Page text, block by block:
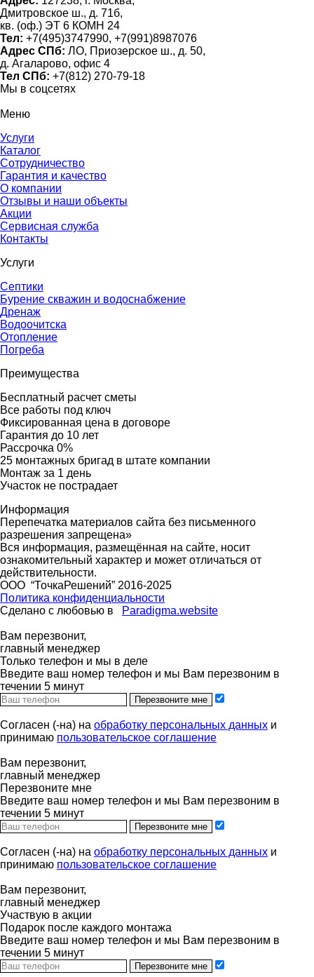
Дмитровское ш., д. 71б,
кв. (оф.) ЭТ 6 КОМН 24
Тел: +7(495)3747990, +7(991)8987076
Адрес СПб: ЛО, Приозерское ш., д. 50,
д. Агаларово, офис 4
Тел СПб: +7(812) 270-79-18
Мы в соцсетях
Меню
Услуги
Каталог
Сотрудничество
Гарантия и качество
О компании
Отзывы и наши объекты
Акции
Сервисная служба
Контакты
Услуги
Септики
Бурение скважин и водоснабжение
Дренаж
Водоочитска
Отопление
Погреба
Преимущества
Бесплатный расчет сметы
Все работы под ключ
Фиксированная цена в договоре
Гарантия до 10 лет
Рассрочка 0%
25 монтажных бригад в штате компании
Монтаж за 1 день
Участок не пострадает
Информация
Перепечатка материалов сайта без письменного
разрешения запрещена»
Вся информация, размещённая на сайте, носит
ознакомительный характер и может отличаться от
действительности.
ООО “ТочкаРешений” 2016-2025
Политика конфиденциальности
Сделано с любовью в
Paradigma.website
Вам перезвонит,
главный менеджер
Только телефон и мы в деле
Введите ваш номер телефон и мы Вам перезвоним в
течении 5 минут
Перезвоните мне
Согласен (-на) на обработку персональных данных и
принимаю пользовательское соглашение
Вам перезвонит,
главный менеджер
Перезвоните мне
Введите ваш номер телефон и мы Вам перезвоним в
течении 5 минут
Перезвоните мне
Согласен (-на) на обработку персональных данных и
принимаю пользовательское соглашение
Вам перезвонит,
главный менеджер
Участвую в акции
Подарок после каждого монтажа
Введите ваш номер телефон и мы Вам перезвоним в
течении 5 минут
Перезвоните мне